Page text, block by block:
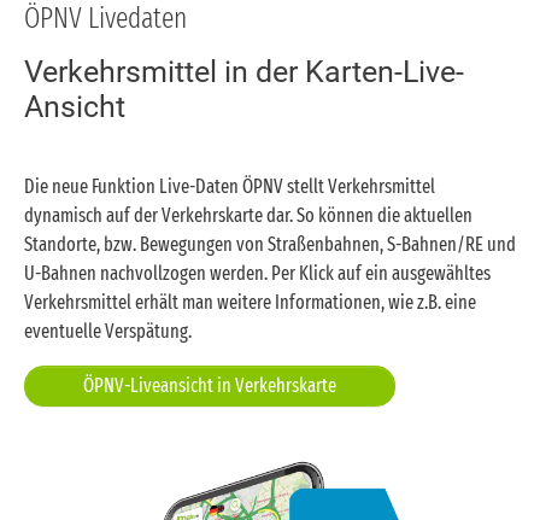
dauerhaft geänderte Verkehrsführung zur
Sicherheit des Radverkehrs, wird die Straße zur
Einbahnstraße in Richtung Friesstraße.
Autobahnauffahrt A66, Siegener Str
Sossenheim, A66 Auffahrt/Siegener Str.,
aufgrund von Bauarbeiten Teilsperrung der
Fahrbahn, Vollsperrung des Fuß-/Radweges
vom 03.06.2026 bis 21.08.2026.
Düsseldorfer Straße 9-23, Mainzer Landstraße
Gallus, Düsseldorfer Straße 9-23, Mainzer
ÖPNV Livedaten
Verkehrsmittel in der Karten-Live-
Ansicht
Die neue Funktion Live-Daten ÖPNV stellt Verkehrsmittel
dynamisch auf der Verkehrskarte dar. So können die aktuellen
Standorte, bzw. Bewegungen von Straßenbahnen, S-Bahnen/RE und
U-Bahnen nachvollzogen werden. Per Klick auf ein ausgewähltes
Verkehrsmittel erhält man weitere Informationen, wie z.B. eine
eventuelle Verspätung.
ÖPNV-Liveansicht in Verkehrskarte